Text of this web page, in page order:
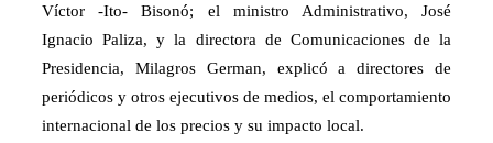
Víctor -Ito- Bisonó; el ministro Administrativo, José
Ignacio Paliza, y la directora de Comunicaciones de la
Presidencia, Milagros German, explicó a directores de
periódicos y otros ejecutivos de medios, el comportamiento
internacional de los precios y su impacto local.